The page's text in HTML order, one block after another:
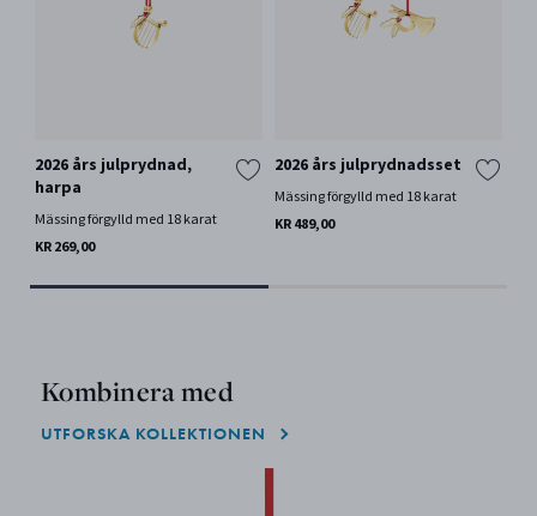
2026 års julprydnad,
harpa
Mässing förgylld med 18 karat
KR 269,00
2026 års julprydnadsset
Mässing förgylld med 18 karat
KR 489,00
Kombinera med
UTFORSKA KOLLEKTIONEN